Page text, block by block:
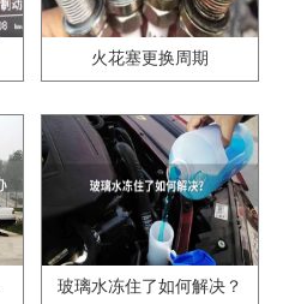
火花塞更换周期
玻璃水冻住了如何解决？